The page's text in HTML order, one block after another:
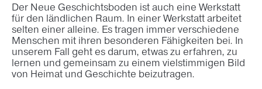
Der Neue Geschichtsboden ist auch eine Werkstatt
für den ländlichen Raum. In einer Werkstatt arbeitet
selten einer alleine. Es tragen immer verschiedene
Menschen mit ihren besonderen Fähigkeiten bei. In
unserem Fall geht es darum, etwas zu erfahren, zu
lernen und gemeinsam zu einem vielstimmigen Bild
von Heimat und Geschichte beizutragen.